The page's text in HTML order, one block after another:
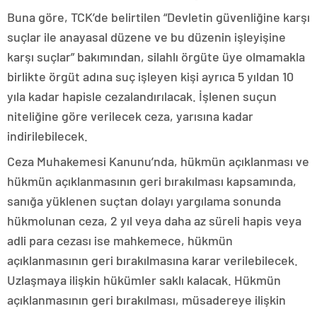
Buna göre, TCK’de belirtilen “Devletin güvenliğine karşı
suçlar ile anayasal düzene ve bu düzenin işleyişine
karşı suçlar” bakımından, silahlı örgüte üye olmamakla
birlikte örgüt adına suç işleyen kişi ayrıca 5 yıldan 10
yıla kadar hapisle cezalandırılacak. İşlenen suçun
niteliğine göre verilecek ceza, yarısına kadar
indirilebilecek.
Ceza Muhakemesi Kanunu’nda, hükmün açıklanması ve
hükmün açıklanmasının geri bırakılması kapsamında,
sanığa yüklenen suçtan dolayı yargılama sonunda
hükmolunan ceza, 2 yıl veya daha az süreli hapis veya
adli para cezası ise mahkemece, hükmün
açıklanmasının geri bırakılmasına karar verilebilecek.
Uzlaşmaya ilişkin hükümler saklı kalacak. Hükmün
açıklanmasının geri bırakılması, müsadereye ilişkin